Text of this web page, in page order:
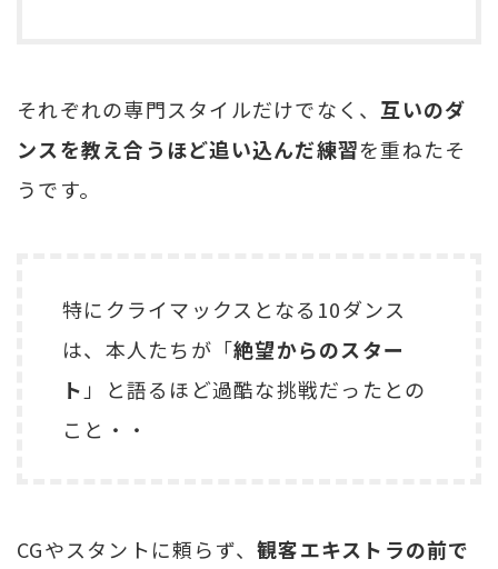
それぞれの専門スタイルだけでなく、 互いのダ
ンスを教え合うほど追い込んだ練習を重ねたそ
うです。
特にクライマックスとなる10ダンス
は、本人たちが「絶望からのスター
ト 」と語るほど過酷な挑戦だったとの
こと・・
CGやスタントに頼らず、観客エキストラの前で